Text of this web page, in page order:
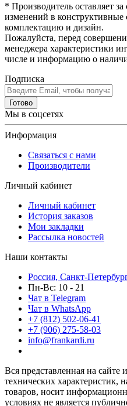
* Производитель оставляет
изменений в конструктивные
комплектацию и дизайн.
Пожалуйста, перед
менеджера характеристики
числе и информацию о
Подписка
Готово
Мы в соцсетях
Информация
Связаться с нами
Производители
Личный кабинет
Личный кабинет
История заказов
Мои закладки
Рассылка новостей
Наши контакты
Россия, Санкт-
Пн-Вс: 10 - 21
Чат в Telegram
Чат в WhatsApp
+7 (812) 502-06-41
+7 (906) 275-58-03
info@frankardi.ru
Вся представленная на
технических характеристик,
товаров, носит
условиях не является